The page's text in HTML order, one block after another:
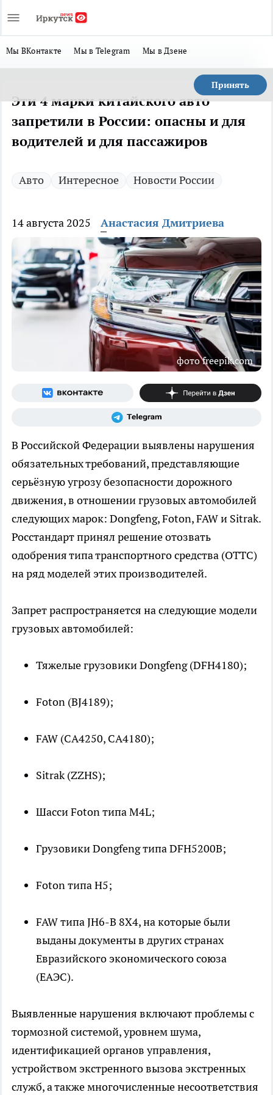
Мы ВКонтакте Мы в Telegram Мы в Дзене
Принять
Эти 4 марки китайского авто
запретили в России: опасны и для
водителей и для пассажиров
Авто Интересное Новости России
14 августа 2025 Анастасия Дмитриева
фото freepik.com
В Российской Федерации выявлены нарушения
обязательных требований, представляющие
серьёзную угрозу безопасности дорожного
движения, в отношении грузовых автомобилей
следующих марок: Dongfeng, Foton, FAW и Sitrak.
Росстандарт принял решение отозвать
одобрения типа транспортного средства (ОТТС)
на ряд моделей этих производителей.
Запрет распространяется на следующие модели
грузовых автомобилей:
Тяжелые грузовики Dongfeng (DFH4180);
Foton (BJ4189);
FAW (CA4250, CA4180);
Sitrak (ZZHS);
Шасси Foton типа M4L;
Грузовики Dongfeng типа DFH5200B;
Foton типа H5;
FAW типа JH6-B 8X4, на которые были
выданы документы в других странах
Евразийского экономического союза
(ЕАЭС).
Выявленные нарушения включают проблемы с
тормозной системой, уровнем шума,
идентификацией органов управления,
устройством экстренного вызова экстренных
служб, а также многочисленные несоответствия